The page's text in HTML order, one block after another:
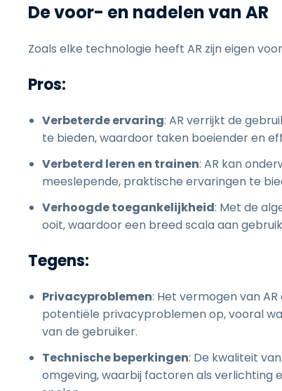
De voor- en nadelen van AR
Zoals elke technologie heeft AR zijn eigen
Pros:
Verbeterde ervaring: AR verrijkt de
te bieden, waardoor taken boeiender en
Verbeterd leren en trainen: AR kan
meeslepende, praktische ervaringen te
Verhoogde toegankelijkheid: Met de
ooit, waardoor een breed scala aan
Tegens:
Privacyproblemen: Het vermogen van
potentiële privacyproblemen op, vooral
van de gebruiker.
Technische beperkingen: De kwaliteit
omgeving, waarbij factoren als verlichting